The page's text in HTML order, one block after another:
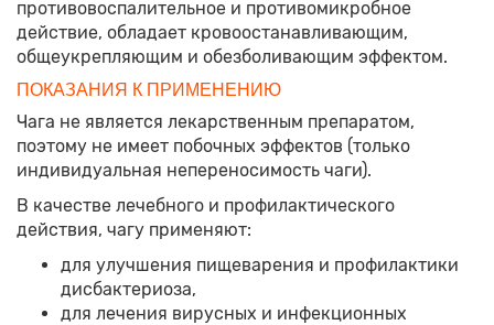
противовоспалительное и противомикробное
действие, обладает кровоостанавливающим,
общеукрепляющим и обезболивающим эффектом.
ПОКАЗАНИЯ К ПРИМЕНЕНИЮ
Чага не является лекарственным препаратом,
поэтому не имеет побочных эффектов (только
индивидуальная непереносимость чаги).
В качестве лечебного и профилактического
действия, чагу применяют:
для улучшения пищеварения и профилактики
дисбактериоза,
для лечения вирусных и инфекционных